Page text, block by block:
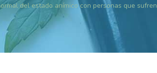
del estado anímico con personas que sufren